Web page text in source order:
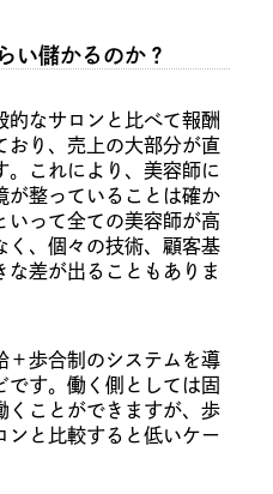
い儲かるのか？
的なサロンと比べて報酬
おり、売上の大部分が直
。これにより、美容師に
が整っていることは確か
いって全ての美容師が高
く、個々の技術、顧客基
差が出ることもありま
＋歩合制のシステムを導
です。働く側としては固
くことができますが、歩
ンと比較すると低いケー